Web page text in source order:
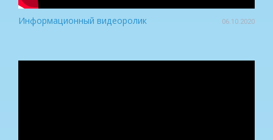
Информационный видеоролик 06.10.2020